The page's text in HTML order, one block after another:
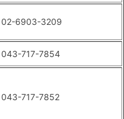
02-6903-3209
043-717-7854
043-717-7852